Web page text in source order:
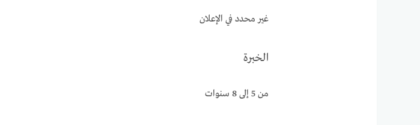
غير محدد في الإعلان
الخبرة
من 5 إلى 8 سنوات